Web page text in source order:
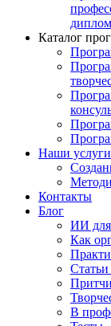
Каталог
Наши услуги
Контакты
Блог
ИИ для
Как
Притчи
В